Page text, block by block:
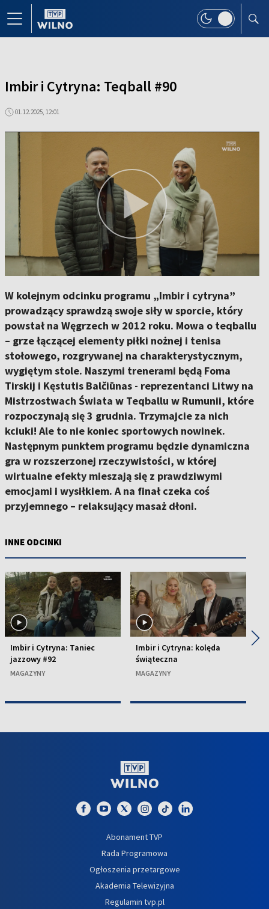
Imbir i Cytryna: Teqball #90
01.12.2025, 12:01
W kolejnym odcinku programu „Imbir i cytryna”
prowadzący sprawdzą swoje siły w sporcie, który
powstał na Węgrzech w 2012 roku. Mowa o teqballu
– grze łączącej elementy piłki nożnej i tenisa
stołowego, rozgrywanej na charakterystycznym,
wygiętym stole. Naszymi trenerami będą Foma
Tirskij i Kęstutis Balčiūnas - reprezentanci Litwy na
Mistrzostwach Świata w Teqballu w Rumunii, które
rozpoczynają się 3 grudnia. Trzymajcie za nich
kciuki! Ale to nie koniec sportowych nowinek.
Następnym punktem programu będzie dynamiczna
gra w rozszerzonej rzeczywistości, w której
wirtualne efekty mieszają się z prawdziwymi
emocjami i wysiłkiem. A na finał czeka coś
przyjemnego – relaksujący masaż dłoni.
INNE ODCINKI
Imbir i Cytryna: Taniec
jazzowy #92
MAGAZYNY
Imbir i Cytryna: kolęda
świąteczna
MAGAZYNY
▶
Abonament TVP
Rada Programowa
Ogłoszenia przetargowe
Akademia Telewizyjna
Regulamin tvp.pl